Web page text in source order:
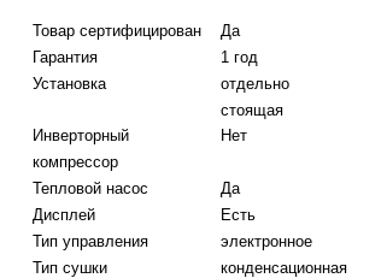
Товар сертифицирован
Да
Гарантия
1 год
Установка
отдельно
стоящая
Инверторный
компрессор
Нет
Тепловой насос
Да
Дисплей
Есть
Тип управления
электронное
Тип сушки
конденсационная